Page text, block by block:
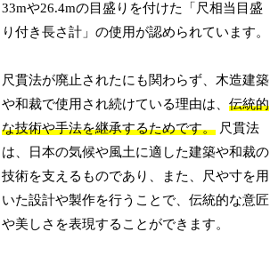
33mや26.4mの目盛りを付けた「尺相当目盛
り付き長さ計」の使用が認められています。
尺貫法が廃止されたにも関わらず、木造建築
や和裁で使用され続けている理由は、伝統的
な技術や手法を継承するためです。 尺貫法
は、日本の気候や風土に適した建築や和裁の
技術を支えるものであり、また、尺や寸を用
いた設計や製作を行うことで、伝統的な意匠
や美しさを表現することができます。